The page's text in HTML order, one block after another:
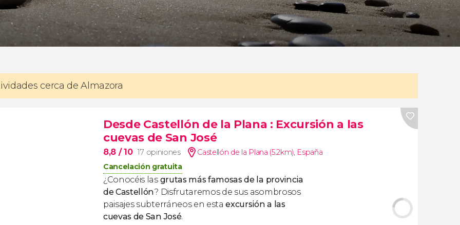
cerca de Almazora
Desde Castellón de la Plana : Excursión a las
cuevas de San José
8,8 / 10 17 opiniones Castellón de la Plana (5.2km), España
Cancelación gratuita
¿Conocéis las grutas más famosas de la provincia
de Castellón? Disfrutaremos de sus asombrosos
paisajes subterráneos en estaexcursión a las
cuevas de San José.